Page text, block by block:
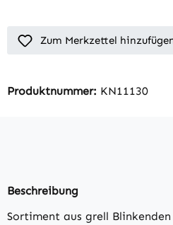
Zum Merkzettel
Produktnummer: KN11130
Beschreibung
Sortiment aus grell